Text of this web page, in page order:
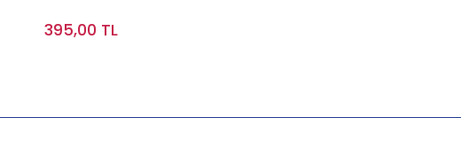
395,00 TL